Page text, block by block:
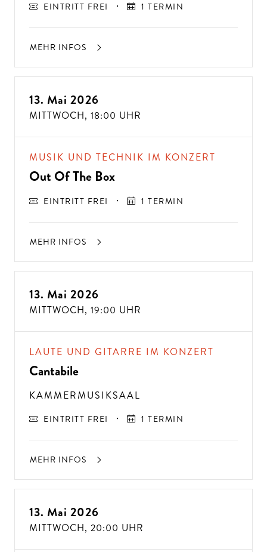
EINTRITT FREI 1 TERMIN
MEHR INFOS
13. Mai 2026
MITTWOCH, 18:00 UHR
MUSIK UND TECHNIK IM KONZERT
Out Of The Box
EINTRITT FREI 1 TERMIN
MEHR INFOS
13. Mai 2026
MITTWOCH, 19:00 UHR
LAUTE UND GITARRE IM KONZERT
Cantabile
KAMMERMUSIKSAAL
EINTRITT FREI 1 TERMIN
MEHR INFOS
13. Mai 2026
MITTWOCH, 20:00 UHR